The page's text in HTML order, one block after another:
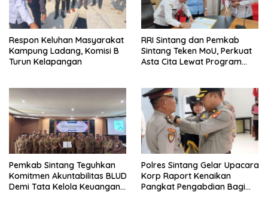
Respon Keluhan Masyarakat
Kampung Ladang, Komisi B
Turun Kelapangan
RRI Sintang dan Pemkab
Sintang Teken MoU, Perkuat
Asta Cita Lewat Program
Pemkab Sintang Teguhkan
Komitmen Akuntabilitas BLUD
Demi Tata Kelola Keuangan
Polres Sintang Gelar Upacara
Korp Raport Kenaikan
Pangkat Pengabdian Bagi